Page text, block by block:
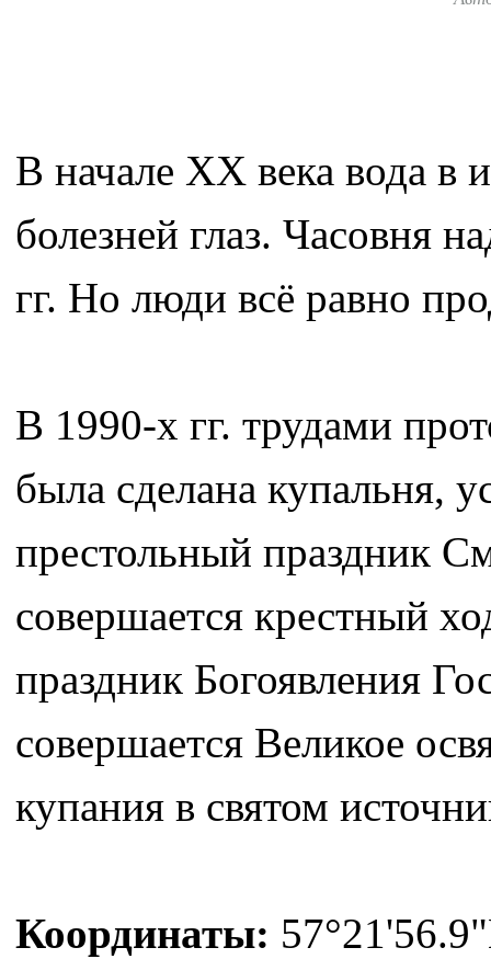
В начале XX века вода в
болезней глаз. Часовня
гг. Но люди всё равно
В 1990-х гг. трудами
была сделана купальня,
престольный праздник
совершается крестный
праздник Богоявления
совершается Великое
купания в святом
Координаты: